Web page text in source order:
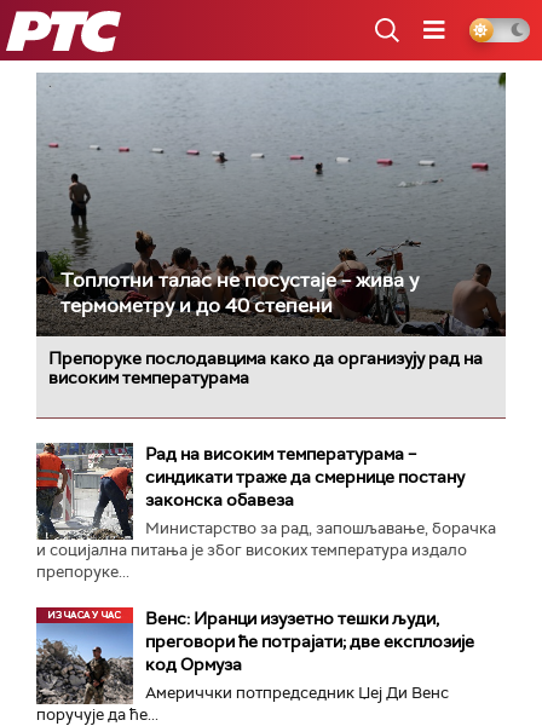
РТС
Топлотни талас не посустаје – жива у
термометру и до 40 степени
Препоруке послодавцима како да организују рад на
високим температурама
Рад на високим температурама –
синдикати траже да смернице постану
законска обавеза
Министарство за рад, запошљавање, борачка
и социјална питања је због високих температура издало
препоруке...
Венс: Иранци изузетно тешки људи,
преговори ће потрајати; две експлозије
код Ормуза
Америччки потпредседник Џеј Ди Венс
поручује да ће...